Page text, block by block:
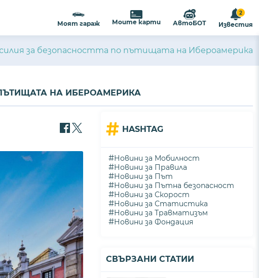
Моят гараж Моите карти АвтоБОТ
2
Известия
за безопасността по пътищата на Ибероамерика
НА ИБЕРОАМЕРИКА
# HASHTAG
#Новини за Мобилност
#Новини за Правила
#Новини за Път
#Новини за Пътна безопасност
#Новини за Скорост
#Новини за Статистика
#Новини за Травматизъм
#Новини за Фондация
СВЪРЗАНИ СТАТИИ